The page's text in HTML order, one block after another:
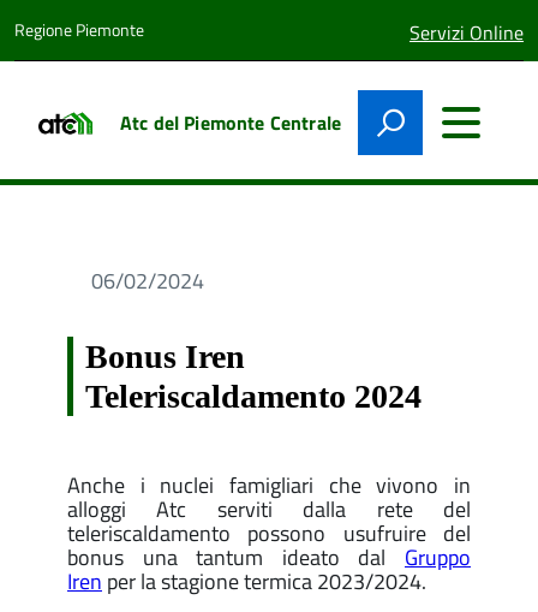
Regione Piemonte lingua
attiva:
Servizi Online
Atc del Piemonte Centrale
06/02/2024
Bonus Iren
Teleriscaldamento 2024
Anche i nuclei famigliari che vivono in
alloggi Atc serviti dalla rete del
teleriscaldamento possono usufruire del
bonus una tantum ideato dal Gruppo
Iren per la stagione termica 2023/2024.